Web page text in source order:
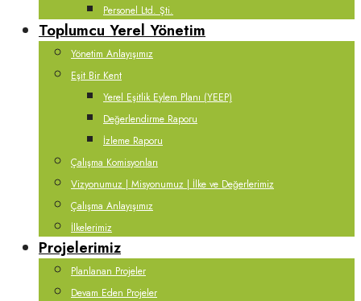
Personel Ltd. Şti.
Toplumcu Yerel Yönetim
Yönetim Anlayışımız
Eşit Bir Kent
Yerel Eşitlik Eylem Planı (YEEP)
Değerlendirme Raporu
İzleme Raporu
Çalışma Komisyonları
Vizyonumuz | Misyonumuz | İlke ve Değerlerimiz
Çalışma Anlayışımız
İlkelerimiz
Projelerimiz
Planlanan Projeler
Devam Eden Projeler